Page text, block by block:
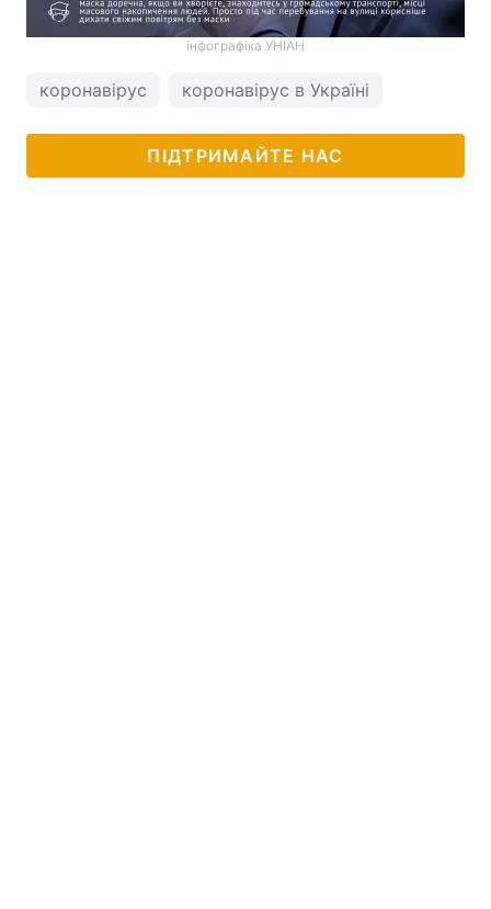
інфографіка УНІАН
коронавірус коронавірус в Україні
ПІДТРИМАЙТЕ НАС